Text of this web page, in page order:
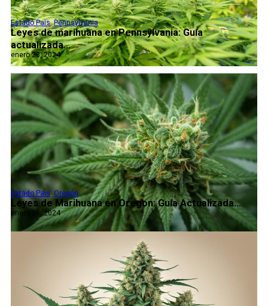
Leyes de marihuana en Pennsylvania: Guía
actualizada...
Estado Pais,Pennsylvania
enero 28, 2024
Leyes de Marihuana en Oregon: Guía Actualizada...
Estado Pais,Oregón
enero 28, 2024